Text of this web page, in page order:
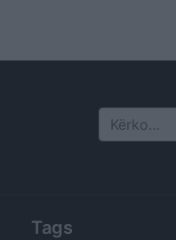
Search
Tags